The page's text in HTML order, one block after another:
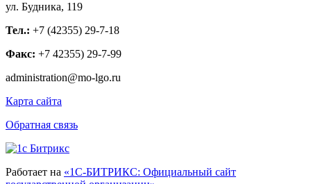
ул. Будника, 119
Тел.: +7 (42355) 29-7-18
Факс: +7 42355) 29-7-99
administration@mo-lgo.ru
Карта сайта
Обратная связь
Работает на «1С-БИТРИКС: Официальный сайт